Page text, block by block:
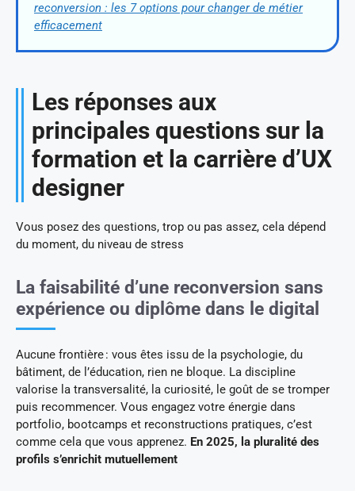
reconversion : les 7 options pour changer de métier
efficacement
Les réponses aux
principales questions sur la
formation et la carrière d’UX
designer
Vous posez des questions, trop ou pas assez, cela dépend
du moment, du niveau de stress
La faisabilité d’une reconversion sans
expérience ou diplôme dans le digital
Aucune frontière : vous êtes issu de la psychologie, du
bâtiment, de l’éducation, rien ne bloque. La discipline
valorise la transversalité, la curiosité, le goût de se tromper
puis recommencer. Vous engagez votre énergie dans
portfolio, bootcamps et reconstructions pratiques, c’est
comme cela que vous apprenez. En 2025, la pluralité des
profils s’enrichit mutuellement